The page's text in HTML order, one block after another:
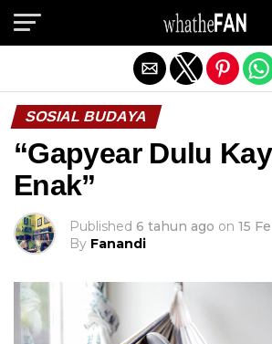
SOSIAL BUDAYA
“Gapyear Dulu
Enak”
Published 6 tahun ago on 15
By Fanandi
Exit mobile version